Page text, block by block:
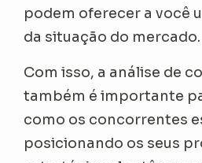
podem oferecer a você
da situação do mercado.
Com isso, a análise de
também é importante
como os concorrentes
posicionando os seus